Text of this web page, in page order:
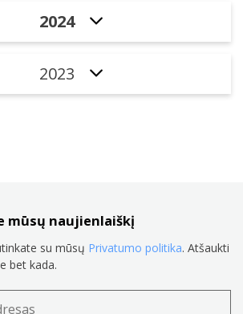
2024
2023
mūsų naujienlaiškį
su mūsų Privatumo politika. Atšaukti
bet kada.